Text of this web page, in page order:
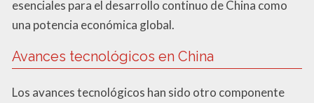
esenciales para el desarrollo continuo de China como
una potencia económica global.
Avances tecnológicos en China
Los avances tecnológicos han sido otro componente